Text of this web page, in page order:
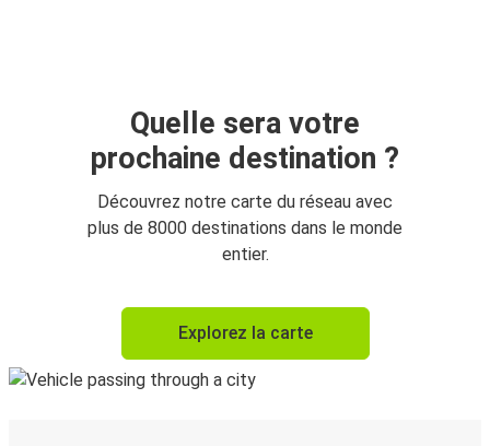
Quelle sera votre
prochaine destination ?
Découvrez notre carte du réseau avec
plus de 8000 destinations dans le monde
entier.
Explorez la carte